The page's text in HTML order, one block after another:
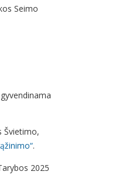
Seimo
Švietimo,
.
2025